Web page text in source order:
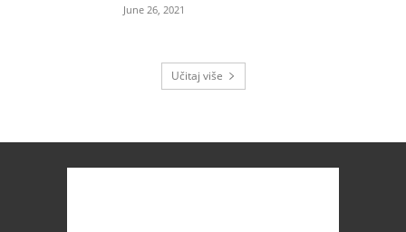
June 26, 2021
Učitaj više